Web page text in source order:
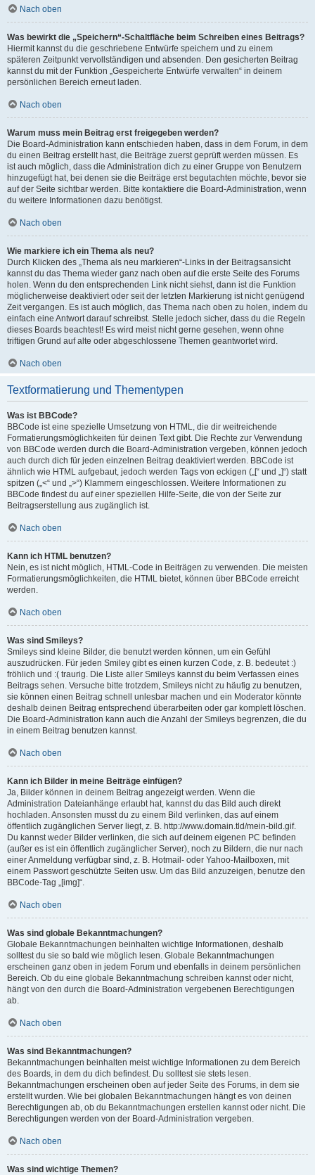
Nach oben
Was bewirkt die „Speichern“-Schaltfläche beim Schreiben eines Beitrags?
Hiermit kannst du die geschriebene Entwürfe speichern und zu einem
späteren Zeitpunkt vervollständigen und absenden. Den gesicherten Beitrag
kannst du mit der Funktion „Gespeicherte Entwürfe verwalten“ in deinem
persönlichen Bereich erneut laden.
Nach oben
Warum muss mein Beitrag erst freigegeben werden?
Die Board-Administration kann entschieden haben, dass in dem Forum, in dem
du einen Beitrag erstellt hast, die Beiträge zuerst geprüft werden müssen. Es
ist auch möglich, dass die Administration dich zu einer Gruppe von Benutzern
hinzugefügt hat, bei denen sie die Beiträge erst begutachten möchte, bevor sie
auf der Seite sichtbar werden. Bitte kontaktiere die Board-Administration, wenn
du weitere Informationen dazu benötigst.
Nach oben
Wie markiere ich ein Thema als neu?
Durch Klicken des „Thema als neu markieren“-Links in der Beitragsansicht
kannst du das Thema wieder ganz nach oben auf die erste Seite des Forums
holen. Wenn du den entsprechenden Link nicht siehst, dann ist die Funktion
möglicherweise deaktiviert oder seit der letzten Markierung ist nicht genügend
Zeit vergangen. Es ist auch möglich, das Thema nach oben zu holen, indem du
einfach eine Antwort darauf schreibst. Stelle jedoch sicher, dass du die Regeln
dieses Boards beachtest! Es wird meist nicht gerne gesehen, wenn ohne
triftigen Grund auf alte oder abgeschlossene Themen geantwortet wird.
Nach oben
Textformatierung und Thementypen
Was ist BBCode?
BBCode ist eine spezielle Umsetzung von HTML, die dir weitreichende
Formatierungsmöglichkeiten für deinen Text gibt. Die Rechte zur Verwendung
von BBCode werden durch die Board-Administration vergeben, können jedoch
auch durch dich für jeden einzelnen Beitrag deaktiviert werden. BBCode ist
ähnlich wie HTML aufgebaut, jedoch werden Tags von eckigen („[“ und „]“) statt
spitzen („<“ und „>“) Klammern eingeschlossen. Weitere Informationen zu
BBCode findest du auf einer speziellen Hilfe-Seite, die von der Seite zur
Beitragserstellung aus zugänglich ist.
Nach oben
Kann ich HTML benutzen?
Nein, es ist nicht möglich, HTML-Code in Beiträgen zu verwenden. Die meisten
Formatierungsmöglichkeiten, die HTML bietet, können über BBCode erreicht
werden.
Nach oben
Was sind Smileys?
Smileys sind kleine Bilder, die benutzt werden können, um ein Gefühl
auszudrücken. Für jeden Smiley gibt es einen kurzen Code, z. B. bedeutet :)
fröhlich und :( traurig. Die Liste aller Smileys kannst du beim Verfassen eines
Beitrags sehen. Versuche bitte trotzdem, Smileys nicht zu häufig zu benutzen,
sie können einen Beitrag schnell unlesbar machen und ein Moderator könnte
deshalb deinen Beitrag entsprechend überarbeiten oder gar komplett löschen.
Die Board-Administration kann auch die Anzahl der Smileys begrenzen, die du
in einem Beitrag benutzen kannst.
Nach oben
Kann ich Bilder in meine Beiträge einfügen?
Ja, Bilder können in deinem Beitrag angezeigt werden. Wenn die
Administration Dateianhänge erlaubt hat, kannst du das Bild auch direkt
hochladen. Ansonsten musst du zu einem Bild verlinken, das auf einem
öffentlich zugänglichen Server liegt, z. B. http://www.domain.tld/mein-bild.gif.
Du kannst weder Bilder verlinken, die sich auf deinem eigenen PC befinden
(außer es ist ein öffentlich zugänglicher Server), noch zu Bildern, die nur nach
einer Anmeldung verfügbar sind, z. B. Hotmail- oder Yahoo-Mailboxen, mit
einem Passwort geschützte Seiten usw. Um das Bild anzuzeigen, benutze den
BBCode-Tag „[img]“.
Nach oben
Was sind globale Bekanntmachungen?
Globale Bekanntmachungen beinhalten wichtige Informationen, deshalb
solltest du sie so bald wie möglich lesen. Globale Bekanntmachungen
erscheinen ganz oben in jedem Forum und ebenfalls in deinem persönlichen
Bereich. Ob du eine globale Bekanntmachung schreiben kannst oder nicht,
hängt von den durch die Board-Administration vergebenen Berechtigungen
ab.
Nach oben
Was sind Bekanntmachungen?
Bekanntmachungen beinhalten meist wichtige Informationen zu dem Bereich
des Boards, in dem du dich befindest. Du solltest sie stets lesen.
Bekanntmachungen erscheinen oben auf jeder Seite des Forums, in dem sie
erstellt wurden. Wie bei globalen Bekanntmachungen hängt es von deinen
Berechtigungen ab, ob du Bekanntmachungen erstellen kannst oder nicht. Die
Berechtigungen werden von der Board-Administration vergeben.
Nach oben
Was sind wichtige Themen?